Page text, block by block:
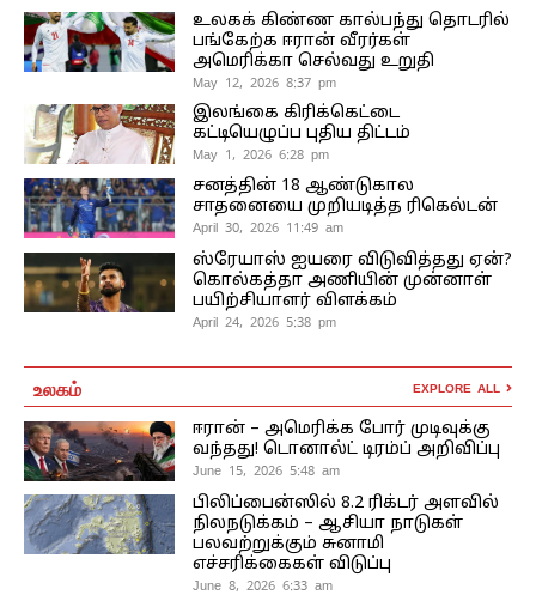
உலகக் கிண்ண கால்பந்து தொடரில்
பங்கேற்க ஈரான் வீரர்கள்
அமெரிக்கா செல்வது உறுதி
May 12, 2026 8:37 pm
இலங்கை கிரிக்கெட்டை
கட்டியெழுப்ப புதிய திட்டம்
May 1, 2026 6:28 pm
சனத்தின் 18 ஆண்டுகால
சாதனையை முறியடித்த ரிகெல்டன்
April 30, 2026 11:49 am
ஸ்ரேயாஸ் ஐயரை விடுவித்தது ஏன்?
கொல்கத்தா அணியின் முன்னாள்
பயிற்சியாளர் விளக்கம்
April 24, 2026 5:38 pm
உலகம் EXPLORE ALL
ஈரான் – அமெரிக்க போர் முடிவுக்கு
வந்தது! டொனால்ட் டிரம்ப் அறிவிப்பு
June 15, 2026 5:48 am
பிலிப்பைன்ஸில் 8.2 ரிக்டர் அளவில்
நிலநடுக்கம் – ஆசியா நாடுகள்
பலவற்றுக்கும் சுனாமி
எச்சரிக்கைகள் விடுப்பு
June 8, 2026 6:33 am